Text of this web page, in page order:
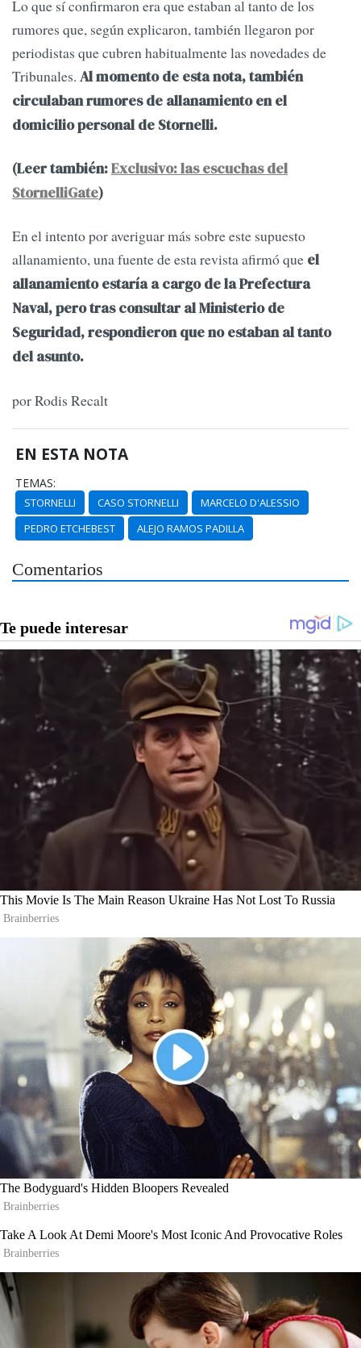
Lo que sí confirmaron era que estaban al tanto de los
rumores que, según explicaron, también llegaron por
periodistas que cubren habitualmente las novedades de
Tribunales. Al momento de esta nota, también
circulaban rumores de allanamiento en el
domicilio personal de Stornelli.
(Leer también:Exclusivo: las escuchas del
StornelliGate)
En el intento por averiguar más sobre este supuesto
allanamiento, una fuente de esta revista afirmó que el
allanamiento estaría a cargo de la Prefectura
Naval, pero tras consultar al Ministerio de
Seguridad, respondieron que no estaban al tanto
del asunto.
por Rodis Recalt
EN ESTA NOTA
TEMAS:
STORNELLI CASO STORNELLI
MARCELO D'ALESSIO
PEDRO ETCHEBEST
ALEJO RAMOS PADILLA
Comentarios